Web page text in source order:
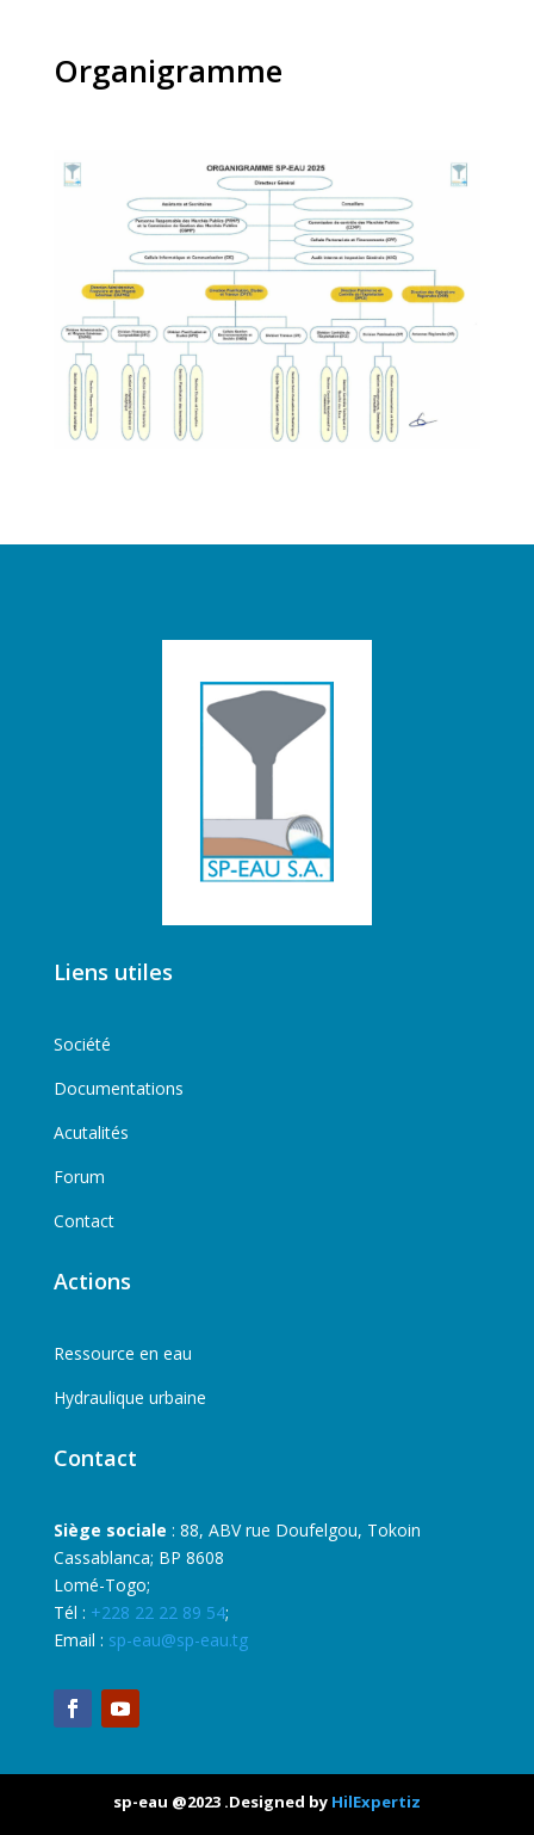
Organigramme
Liens utiles
Société
Documentations
Acutalités
Forum
Contact
Actions
Ressource en eau
Hydraulique urbaine
Contact
Siège sociale : 88, ABV rue Doufelgou, Tokoin
Cassablanca; BP 8608
Lomé-Togo;
Tél : +228 22 22 89 54;
Email : sp-eau@sp-eau.tg
sp-eau @2023 .Designed by HilExpertiz